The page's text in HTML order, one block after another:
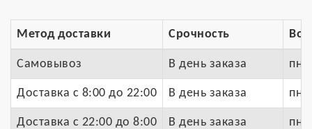
Метод доставки Срочность
Самовывоз В день заказа
Доставка c 8:00 до 22:00 В день заказа
Доставка с 22:00 до 8:00 В день заказа